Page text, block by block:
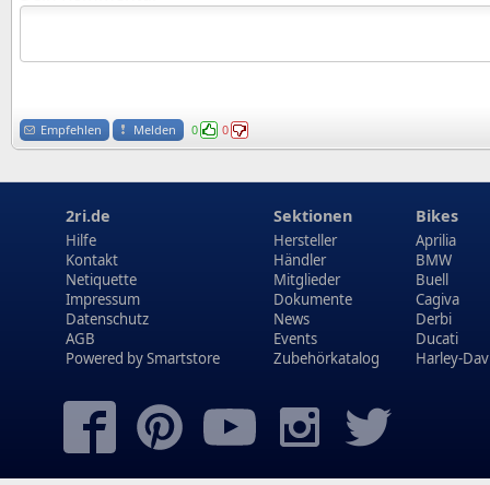
Empfehlen Melden 0 0
2ri.de
Hilfe
Kontakt
Netiquette
Impressum
Datenschutz
AGB
Powered bySmartstore
Sektionen
Hersteller
Händler
Mitglieder
Dokumente
News
Events
Zubehörkatalog
Bikes
Aprilia
BMW
Buell
Cagiva
Derbi
Ducati
Harley-